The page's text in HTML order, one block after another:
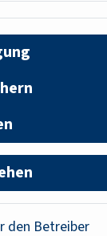
der
den Betreiber